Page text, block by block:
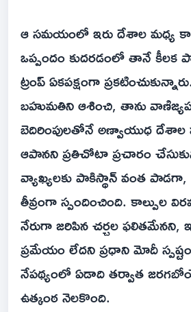
ఆ సమయంలో ఇరు దేశాల మధ్య
ఒప్పందం కుదరడంలో తానే
ట్రంప్ ఏకపక్షంగా
బహుమతిని ఆశించి, తాను
బెదిరింపులతోనే అణ్వాయుధ దేశాల
ఆపానని ప్రతిచోటా ప్రచారం
వ్యాఖ్యలకు పాకిస్థాన్ వంత
తీవ్రంగా స్పందించింది. కాల్పుల
నేరుగా జరిపిన చర్చల ఫలితమేనని,
ప్రమేయం లేదని ప్రధాని మోదీ
నేపథ్యంలో ఏడాది తర్వాత
ఉత్కంఠ నెలకొంది.